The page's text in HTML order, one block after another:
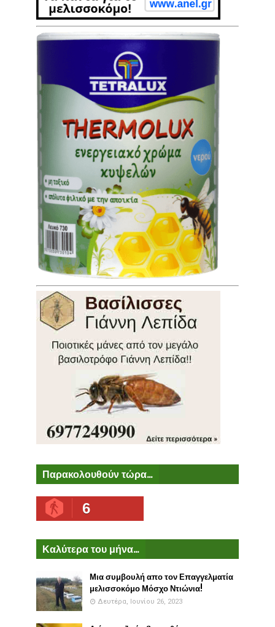
Παρακολουθούν τώρα...
6
Καλύτερα του μήνα...
Μια συμβουλή απο τον Επαγγελματία
μελισσοκόμο Μόσχο Ντιώνια!
Δευτέρα, Ιουνίου 26, 2023